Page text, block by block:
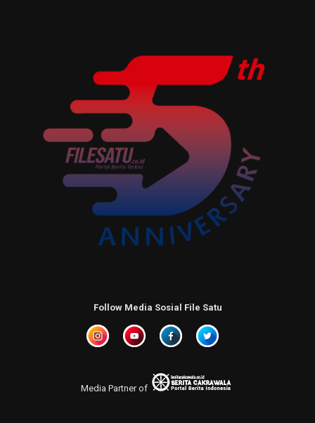
Follow Media Sosial File Satu
Media Partner of